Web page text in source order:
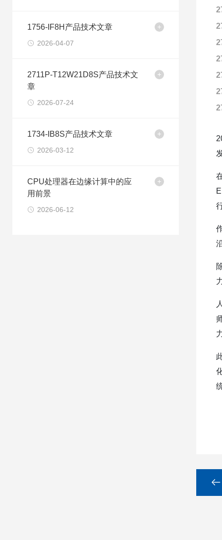
1756-IF8H产品技术文章
2026-04-07
2711P-T12W21D8S产品技术文
章
2026-07-24
1734-IB8S产品技术文章
2026-03-12
CPU处理器在边缘计算中的应
用前景
2026-06-12